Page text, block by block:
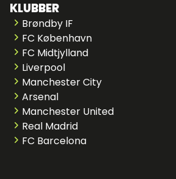
KLUBBER
Brøndby IF
FC København
FC Midtjylland
Liverpool
Manchester City
Arsenal
Manchester United
Real Madrid
FC Barcelona